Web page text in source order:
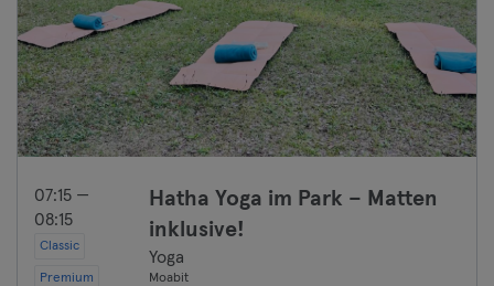
07:15 —
08:15
Classic
Premium
Hatha Yoga im Park – Matten
inklusive!
Yoga
Moabit